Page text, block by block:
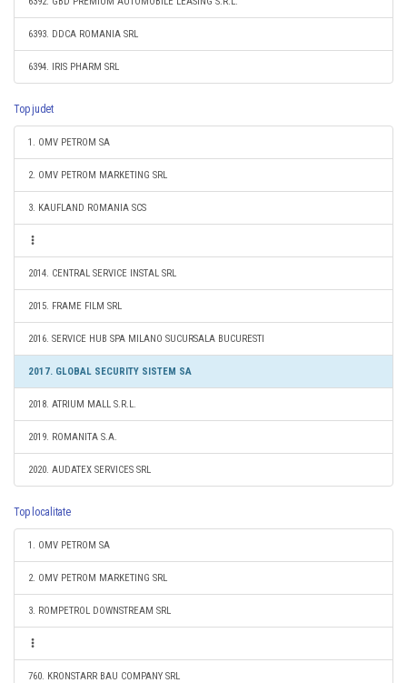
6393. DDCA ROMANIA SRL
6394. IRIS PHARM SRL
Top judet
1. OMV PETROM SA
2. OMV PETROM MARKETING SRL
3. KAUFLAND ROMANIA SCS
2014. CENTRAL SERVICE INSTAL SRL
2015. FRAME FILM SRL
2016. SERVICE HUB SPA MILANO SUCURSALA BUCURESTI
2017. GLOBAL SECURITY SISTEM SA
2018. ATRIUM MALL S.R.L.
2019. ROMANITA S.A.
2020. AUDATEX SERVICES SRL
Top localitate
1. OMV PETROM SA
2. OMV PETROM MARKETING SRL
3. ROMPETROL DOWNSTREAM SRL
760. KRONSTARR BAU COMPANY SRL